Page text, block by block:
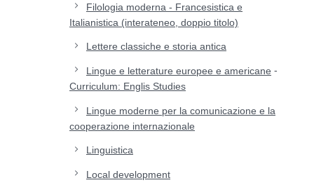
Filologia moderna - Francesistica e
Italianistica (interateneo, doppio titolo)
Lettere classiche e storia antica
Lingue e letterature europee e americane -
Curriculum: Englis Studies
Lingue moderne per la comunicazione e la
cooperazione internazionale
Linguistica
Local development